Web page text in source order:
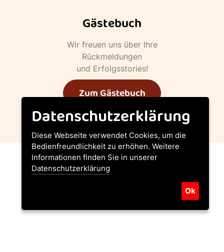
Gästebuch
Wir freuen uns über Ihre
Rückmeldungen
und Erfolgsstories!
Zum Gästebuch
TIERSCHUTZVEREIN HALLEIN
Unsere Partner
Datenschutzerklärung
Diese Webseite verwendet Cookies, um die
Bedienfreundlichkeit zu erhöhen. Weitere
Informationen finden Sie in unserer
Datenschutzerklärung
Ok